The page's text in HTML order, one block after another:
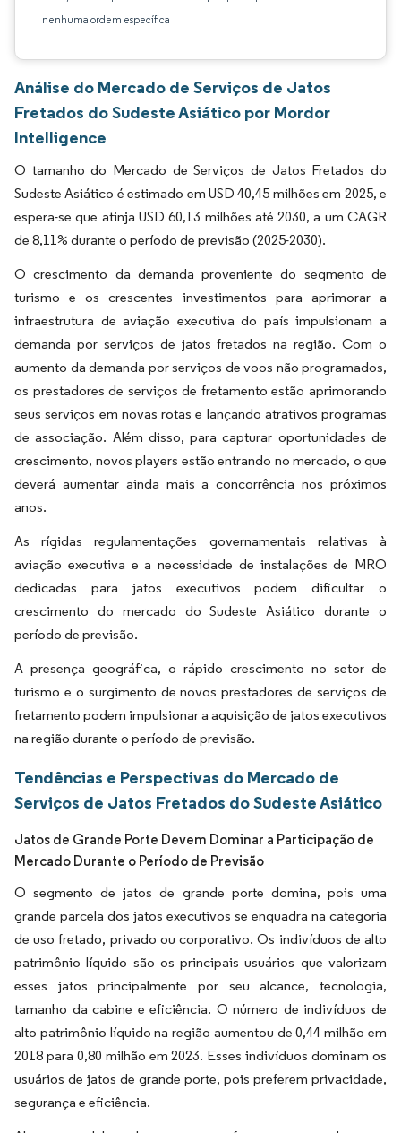
nenhuma ordem específica
Análise do Mercado de Serviços de Jatos
Fretados do Sudeste Asiático por Mordor
Intelligence
O tamanho do Mercado de Serviços de Jatos Fretados do
Sudeste Asiático é estimado em USD 40,45 milhões em 2025, e
espera-se que atinja USD 60,13 milhões até 2030, a um CAGR
de 8,11% durante o período de previsão (2025-2030).
O crescimento da demanda proveniente do segmento de
turismo e os crescentes investimentos para aprimorar a
infraestrutura de aviação executiva do país impulsionam a
demanda por serviços de jatos fretados na região. Com o
aumento da demanda por serviços de voos não programados,
os prestadores de serviços de fretamento estão aprimorando
seus serviços em novas rotas e lançando atrativos programas
de associação. Além disso, para capturar oportunidades de
crescimento, novos players estão entrando no mercado, o que
deverá aumentar ainda mais a concorrência nos próximos
anos.
As rígidas regulamentações governamentais relativas à
aviação executiva e a necessidade de instalações de MRO
dedicadas para jatos executivos podem dificultar o
crescimento do mercado do Sudeste Asiático durante o
período de previsão.
A presença geográfica, o rápido crescimento no setor de
turismo e o surgimento de novos prestadores de serviços de
fretamento podem impulsionar a aquisição de jatos executivos
na região durante o período de previsão.
Tendências e Perspectivas do Mercado de
Serviços de Jatos Fretados do Sudeste Asiático
Jatos de Grande Porte Devem Dominar a Participação de
Mercado Durante o Período de Previsão
O segmento de jatos de grande porte domina, pois uma
grande parcela dos jatos executivos se enquadra na categoria
de uso fretado, privado ou corporativo. Os indivíduos de alto
patrimônio líquido são os principais usuários que valorizam
esses jatos principalmente por seu alcance, tecnologia,
tamanho da cabine e eficiência. O número de indivíduos de
alto patrimônio líquido na região aumentou de 0,44 milhão em
2018 para 0,80 milhão em 2023. Esses indivíduos dominam os
usuários de jatos de grande porte, pois preferem privacidade,
segurança e eficiência.